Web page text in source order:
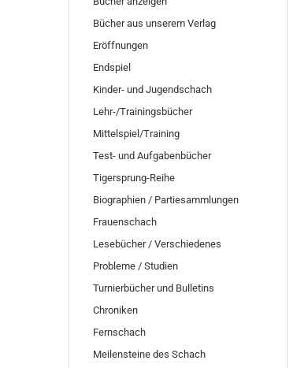
Bücher aus unserem Verlag
Eröffnungen
Endspiel
Kinder- und Jugendschach
Lehr-/Trainingsbücher
Mittelspiel/Training
Test- und Aufgabenbücher
Tigersprung-Reihe
Biographien / Partiesammlungen
Frauenschach
Lesebücher / Verschiedenes
Probleme / Studien
Turnierbücher und Bulletins
Chroniken
Fernschach
Meilensteine des Schach